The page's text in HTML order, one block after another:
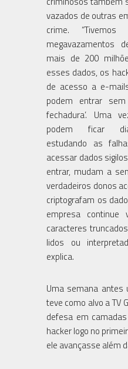
vazados de outras
crime.
megavazamentos
mais de 200
esses dados, os
de acesso a e-
podem entrar
fechadura’. Uma
podem ficar
estudando as
acessar dados
entrar, mudam a
verdadeiros donos
criptografam os
empresa
caracteres
lidos ou
explica.
Uma semana antes
teve como alvo a TV
defesa em
hacker logo no
ele avançasse além